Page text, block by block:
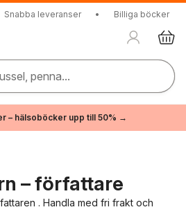
Snabba leveranser • Billiga böcker
penna...
– hälsoböcker upp till 50% →
– författare
. Handla med fri frakt och